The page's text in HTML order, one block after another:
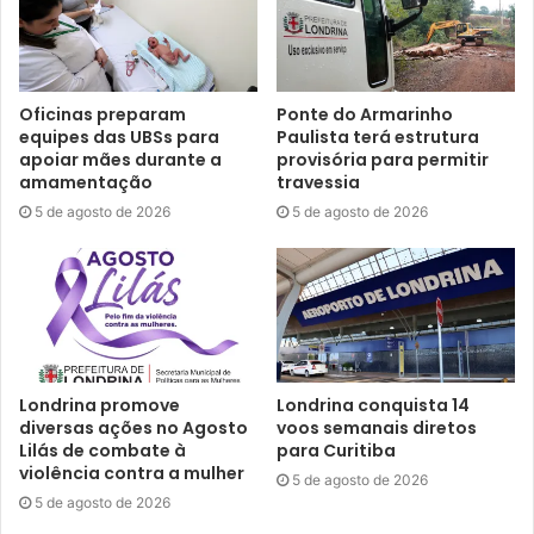
Foto: Gustavo Takaki
O prefeito Marcelo Belinati esteve no encontro de carros
antigos e conversou com os participantes antes de assinar
a lei. Segundo ele, com a data comemorativa instituída, a
sociedade civil organizada poderá realizar eventos em
homenagem ao antigomobilista, a exemplo de carros
antigos restaurados, além de fazer divulgações por meio
de mídias sociais, debates e palestras de conscientização
nos clubes, associações e escolas públicas. “Vamos fazer
eventos regionais, estaduais e nacionais dos apaixonados
Oficinas preparam
equipes das UBSs para
apoiar mães durante a
amamentação
5 de agosto de 2026
Ponte do Armarinho
Paulista terá estrutura
provisória para permitir
travessia
5 de agosto de 2026
Londrina promove
diversas ações no Agosto
Lilás de combate à
violência contra a mulher
5 de agosto de 2026
Londrina conquista 14
voos semanais diretos
para Curitiba
5 de agosto de 2026